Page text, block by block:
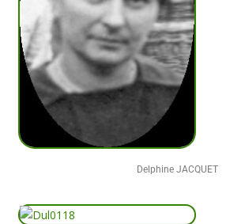
Delphine JACQUET